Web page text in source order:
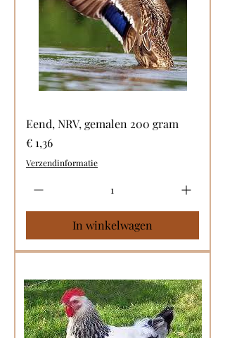
Eend, NRV, gemalen 200 gram
Prijs
€ 1,36
Verzendinformatie
In winkelwagen